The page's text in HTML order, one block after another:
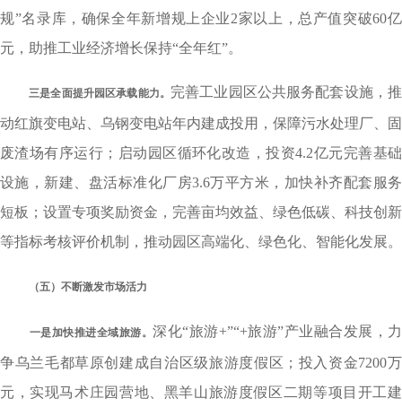
规”名录库，确保全年新增规上企业2家以上，总产值突破60亿
元，助推工业经济增长保持“全年红”。
三是全面提升园区承载能力。 完善工业园区公共服务配套设施，推
动红旗变电站、乌钢变电站年内建成投用，保障污水处理厂、固
废渣场有序运行；启动园区循环化改造，投资4.2亿元完善基础
设施，新建、盘活标准化厂房3.6万平方米，加快补齐配套服务
短板；设置专项奖励资金，完善亩均效益、绿色低碳、科技创新
等指标考核评价机制，推动园区高端化、绿色化、智能化发展。
（五）不断激发市场活力
一是加快推进全域旅游。 深化“旅游+”“+旅游”产业融合发展，力
争乌兰毛都草原创建成自治区级旅游度假区；投入资金7200万
元，实现马术庄园营地、黑羊山旅游度假区二期等项目开工建